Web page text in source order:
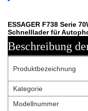
ESSAGER F738 Serie
Schnelllader für
Beschreibung
Produktbezeichnung
Kategorie
Modellnummer